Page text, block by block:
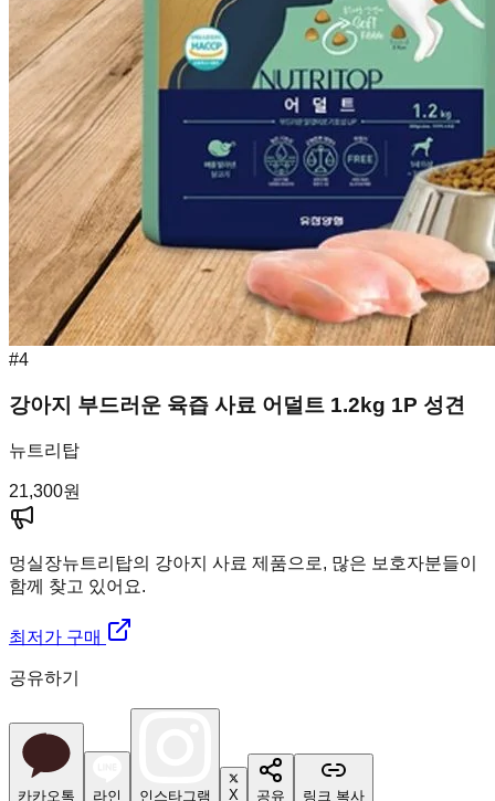
#4
강아지 부드러운 육즙 사료 어덜트 1.2kg 1P 성견
뉴트리탑
21,300원
멍실장뉴트리탑의 강아지 사료 제품으로, 많은 보호자분들이
함께 찾고 있어요.
최저가 구매
공유하기
카카오톡 라인 인스타그램 X 공유 링크 복사